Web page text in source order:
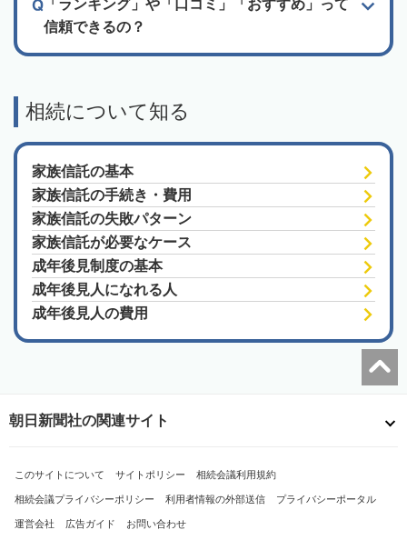
「ランキング」や「口コミ」「おすすめ」って
信頼できるの？
相続について知る
家族信託の基本
家族信託の手続き・費用
家族信託の失敗パターン
家族信託が必要なケース
成年後見制度の基本
成年後見人になれる人
成年後見人の費用
朝日新聞社の関連サイト
このサイトについて サイトポリシー 相続会議利用規約
相続会議プライバシーポリシー 利用者情報の外部送信 プライバシーポータル
運営会社 広告ガイド お問い合わせ